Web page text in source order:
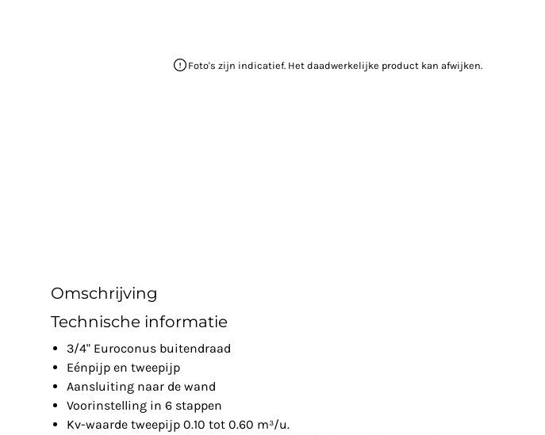
Foto's zijn indicatief. Het daadwerkelijke product kan afwijken.
Omschrijving
Technische informatie
3/4" Euroconus buitendraad
Eénpijp en tweepijp
Aansluiting naar de wand
Voorinstelling in 6 stappen
Kv-waarde tweepijp 0.10 tot 0.60 m³/u.